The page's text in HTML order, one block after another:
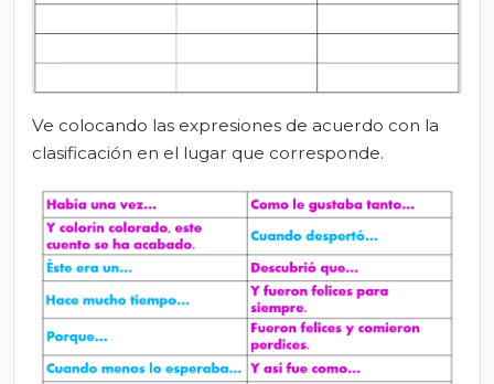
Ve colocando las expresiones de acuerdo con la
clasificación en el lugar que corresponde.